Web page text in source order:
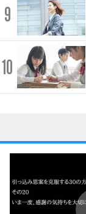
9
10
1